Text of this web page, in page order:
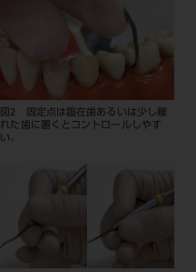
図2 固定点は臨在歯あるいは少し離
れた歯に置くとコントロールしやす
い。